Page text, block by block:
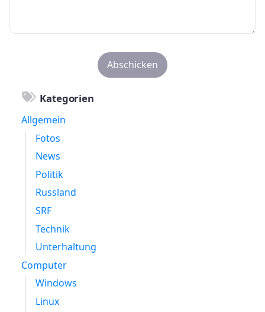
Kategorien
Allgemein
Fotos
News
Politik
Russland
SRF
Technik
Unterhaltung
Computer
Windows
Linux